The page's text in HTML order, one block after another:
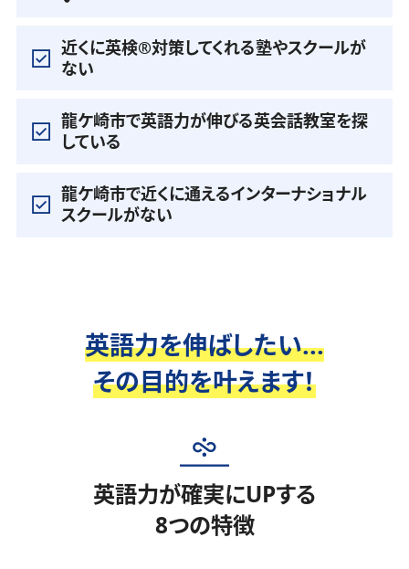
近くに英検®️対策してくれる塾やスクールが
ない
龍ケ崎市で英語力が伸びる英会話教室を探
している
龍ケ崎市で近くに通えるインターナショナル
スクールがない
英語力を伸ばしたい...
その目的を叶えます！
英語力が確実にUPする
8つの特徴